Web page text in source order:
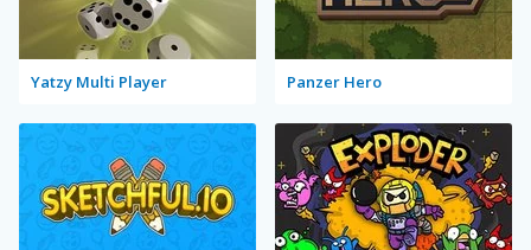
Yatzy Multi Player Panzer Hero